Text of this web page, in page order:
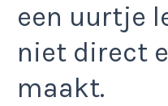
een uurtje
niet direct
maakt.